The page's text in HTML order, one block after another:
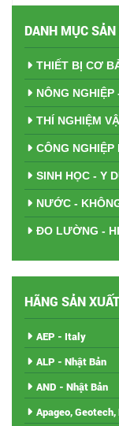
DANH MỤC
THIẾT BỊ CƠ
NÔNG
THÍ NGHIỆM
CÔNG NGHIỆP
SINH HỌC - Y
NƯỚC -
ĐO LƯỜNG -
HÃNG SẢN XUẤT
AEP - Italy
ALP - Nhật Bản
AND - Nhật Bản
Apageo, Geotech,